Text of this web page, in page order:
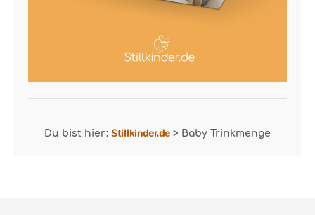
Du bist hier: Stillkinder.de > Baby Trinkmenge